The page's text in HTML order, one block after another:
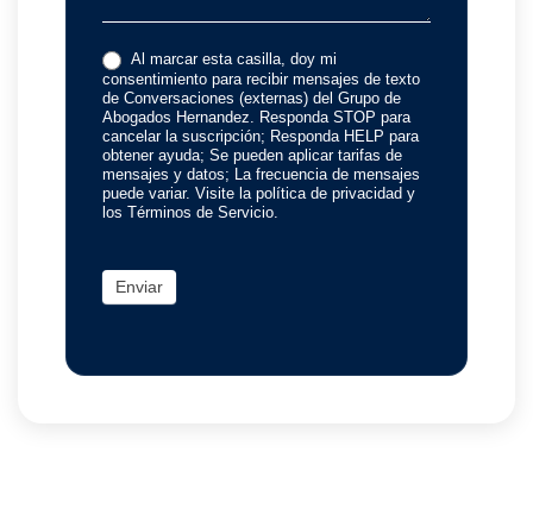
Al marcar esta casilla, doy mi
consentimiento para recibir mensajes de texto
de Conversaciones (externas) del Grupo de
Abogados Hernandez. Responda STOP para
cancelar la suscripción; Responda HELP para
obtener ayuda; Se pueden aplicar tarifas de
mensajes y datos; La frecuencia de mensajes
puede variar. Visite la política de privacidad y
los Términos de Servicio.
Enviar